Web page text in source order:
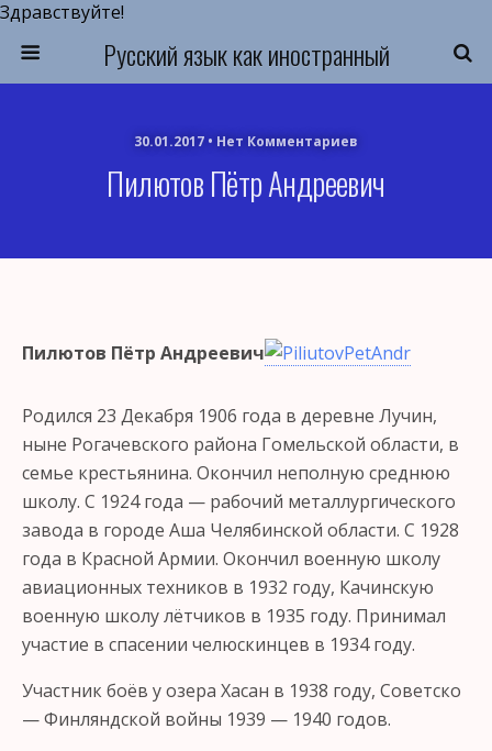
Здравствуйте!
Русский язык как иностранный
30.01.2017 • Нет Комментариев
Пилютов Пётр Андреевич
Пилютов Пётр Андреевич
Родился 23 Декабря 1906 года в деревне Лучин,
ныне Рогачевского района Гомельской области, в
семье крестьянина. Окончил неполную среднюю
школу. С 1924 года — рабочий металлургического
завода в городе Аша Челябинской области. С 1928
года в Красной Армии. Окончил военную школу
авиационных техников в 1932 году, Качинскую
военную школу лётчиков в 1935 году. Принимал
участие в спасении челюскинцев в 1934 году.
Участник боёв у озера Хасан в 1938 году, Советско
— Финляндской войны 1939 — 1940 годов.